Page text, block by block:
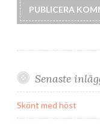
Senaste
Skönt med höst